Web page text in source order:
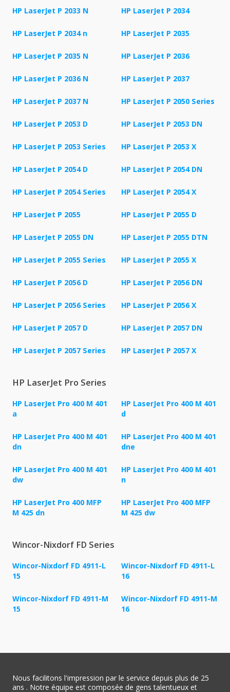
HP LaserJet P 2033 N HP LaserJet P 2034
HP LaserJet P 2034 n HP LaserJet P 2035
HP LaserJet P 2035 N HP LaserJet P 2036
HP LaserJet P 2036 N HP LaserJet P 2037
HP LaserJet P 2037 N HP LaserJet P 2050 Series
HP LaserJet P 2053 D HP LaserJet P 2053 DN
HP LaserJet P 2053 Series HP LaserJet P 2053 X
HP LaserJet P 2054 D HP LaserJet P 2054 DN
HP LaserJet P 2054 Series HP LaserJet P 2054 X
HP LaserJet P 2055 HP LaserJet P 2055 D
HP LaserJet P 2055 DN HP LaserJet P 2055 DTN
HP LaserJet P 2055 Series HP LaserJet P 2055 X
HP LaserJet P 2056 D HP LaserJet P 2056 DN
HP LaserJet P 2056 Series HP LaserJet P 2056 X
HP LaserJet P 2057 D HP LaserJet P 2057 DN
HP LaserJet P 2057 Series HP LaserJet P 2057 X
HP LaserJet Pro Series
HP LaserJet Pro 400 M 401
a
HP LaserJet Pro 400 M 401
d
HP LaserJet Pro 400 M 401
dn
HP LaserJet Pro 400 M 401
dne
HP LaserJet Pro 400 M 401
dw
HP LaserJet Pro 400 M 401
n
HP LaserJet Pro 400 MFP
M 425 dn
HP LaserJet Pro 400 MFP
M 425 dw
Wincor-Nixdorf FD Series
Wincor-Nixdorf FD 4911-L
15
Wincor-Nixdorf FD 4911-L
16
Wincor-Nixdorf FD 4911-M
15
Wincor-Nixdorf FD 4911-M
16
Nous facilitons l'impression par le service depuis plus de 25
ans . Notre équipe est composée de gens talentueux et